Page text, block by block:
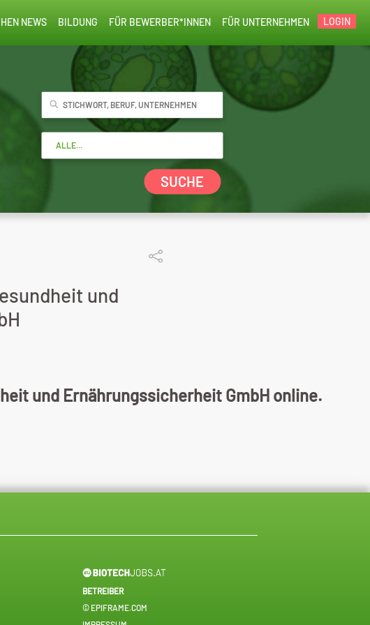
LOGIN
FÜR UNTERNEHMEN
FÜR BEWERBER*INNEN
BILDUNG
NEWS
SUCHE
und
und Ernährungssicherheit GmbH online.
BETREIBER
© EPIFRAME.COM